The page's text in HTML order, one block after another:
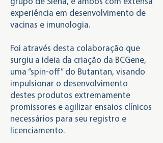
grupo de Siena, e ambos com extensa
experiência em desenvolvimento de
vacinas e imunologia.
Foi através desta colaboração que
surgiu a ideia da criação da BCGene,
uma “spin-off” do Butantan, visando
impulsionar o desenvolvimento
destes produtos extremamente
promissores e agilizar ensaios clínicos
necessários para seu registro e
licenciamento.